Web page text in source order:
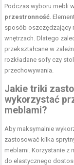
Podczas wyboru mebli
przestronność .
sposób oszczędzający
wnętrzach. Dlatego
przekształcane w
rozkładane sofy czy
przechowywania.
Jakie triki
wykorzystać
meblami?
Aby maksymalnie
zastosować kilka
meblami. Korzystanie z
do elastycznego